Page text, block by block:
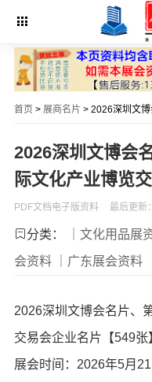
首页 > 展商名片 > 2026深圳文博会名片
2026深圳文博会
际文化产业博览
PDF文档电子版资料 最后更新
分类： ｜文化用品展
会资料
｜广东展会资料
2026深圳文博会名片、
交易会企业名片【549张
展会时间：2026年5月